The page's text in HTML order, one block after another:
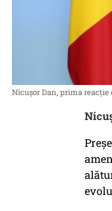
Nicușor Dan, prima